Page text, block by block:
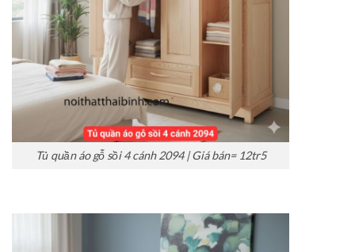
Tủ quần áo gỗ sồi 4 cánh 2094 | Giá bán= 12tr5